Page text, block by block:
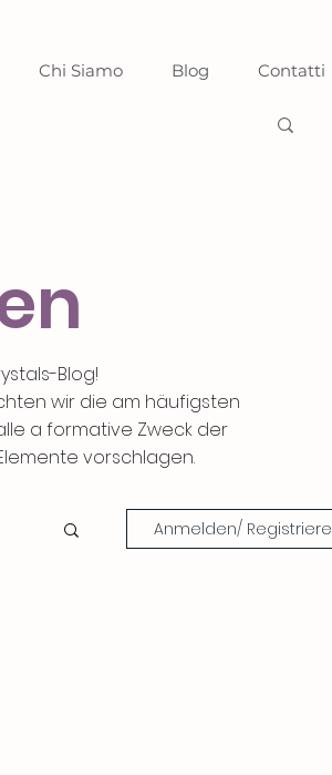
Chi Siamo Blog Contatti
Blog!
wir die am häufigsten
a formative Zweck der
vorschlagen.
Anmelden/